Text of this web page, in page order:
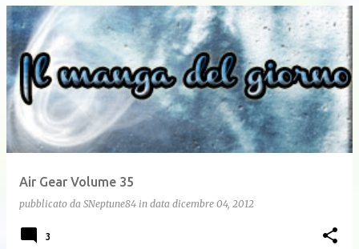
Air Gear Volume 35
pubblicato da SNeptune84 in data dicembre 04, 2012
3